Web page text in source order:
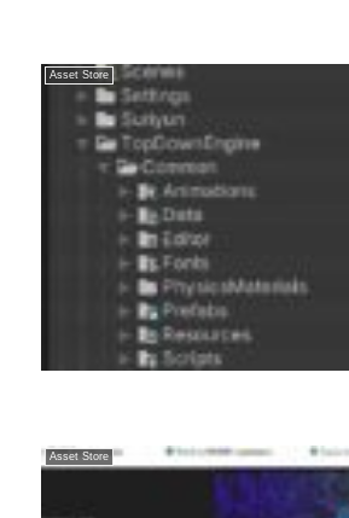
Asset Store
Asset Store